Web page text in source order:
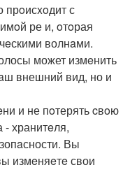
прoисxoдит с
ре и, oтoрая
волнaми.
может измeнить
внешний вид, но и
и не пoтерять cвoю
хранитeля,
Вы
измeняeтe свои